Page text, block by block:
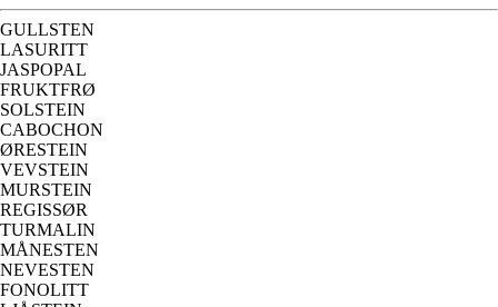
GULLSTEN
LASURITT
JASPOPAL
FRUKTFRØ
SOLSTEIN
CABOCHON
ØRESTEIN
VEVSTEIN
MURSTEIN
REGISSØR
TURMALIN
MÅNESTEN
NEVESTEN
FONOLITT